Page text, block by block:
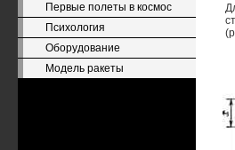
Первые полеты в космос
Психология
Оборудование
Модель ракеты